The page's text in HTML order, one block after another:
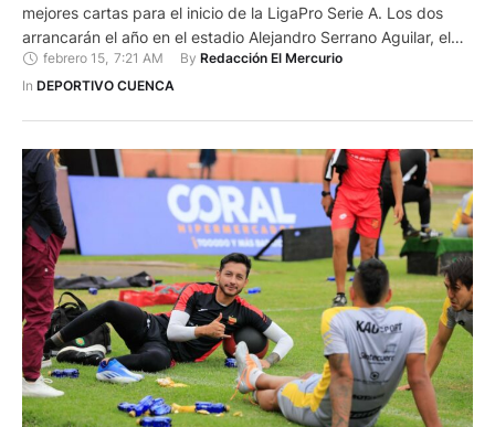
mejores cartas para el inicio de la LigaPro Serie A. Los dos
arrancarán el año en el estadio Alejandro Serrano Aguilar, el
24 de febrero a las 19:00. Antes se examinarán en dos
compromisos amistosos que dirimirán al monarca de la Copa
febrero 15 7:21 AM By Redacción El Mercurio
In DEPORTIVO CUENCA